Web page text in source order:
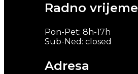
Radno vrijeme
Pon-Pet: 8h-17h
Sub-Ned: closed
Adresa